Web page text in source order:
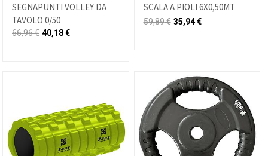
SEGNAPUNTI VOLLEY DA
TAVOLO 0/50
66,96€ 40,18€
SCALA A PIOLI 6X0,50MT
59,89€ 35,94€